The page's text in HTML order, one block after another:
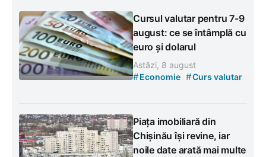
Cursul valutar pentru 7-9
august: ce se întâmplă cu
euro și dolarul
Astăzi, 8 august
#Economie #Curs valutar
Piața imobiliară din
Chișinău își revine, iar
noile date arată mai multe